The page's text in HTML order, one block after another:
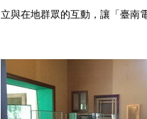
立與在地群眾的互動，讓「臺南